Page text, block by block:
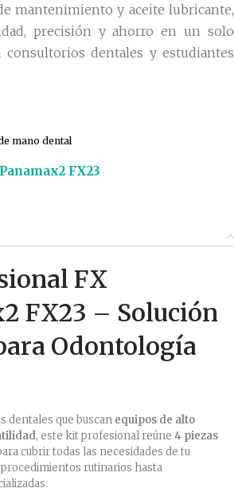
mantenimiento y aceite lubricante,
precisión y ahorro en un solo
dentales y estudiantes
mano dental
FX23
FX
FX23 – Solución
Odontología
dentales que buscan equipos de alto
, este kit profesional reúne 4 piezas
cubrir todas las necesidades de tu
rutinarios hasta